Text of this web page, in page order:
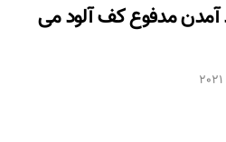
مدفوع کف آلود می